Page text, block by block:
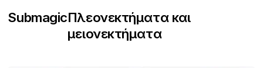
SubmagicΠλεονεκτήματα και
μειονεκτήματα